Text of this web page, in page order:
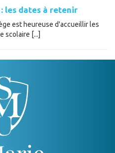
les dates à retenir
est heureuse d'accueillir les
scolaire [...]